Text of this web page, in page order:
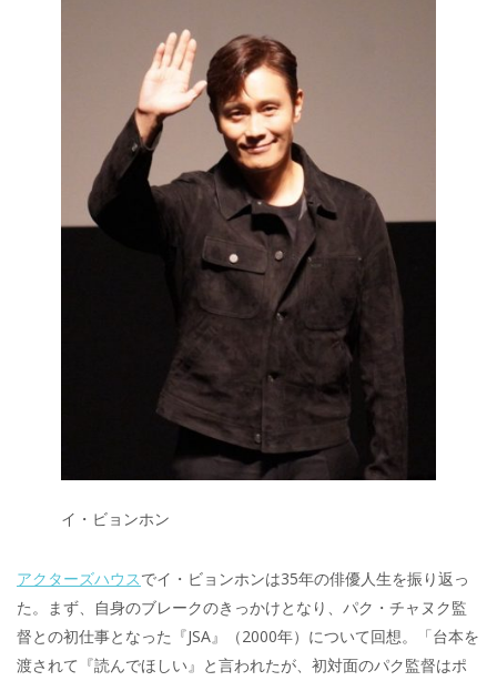
イ・ビョンホン
アクターズハウスでイ・ビョンホンは35年の俳優人生を振り返っ
た。まず、自身のブレークのきっかけとなり、パク・チャヌク監
督との初仕事となった『JSA』（2000年）について回想。「台本を
渡されて『読んでほしい』と言われたが、初対面のパク監督はポ